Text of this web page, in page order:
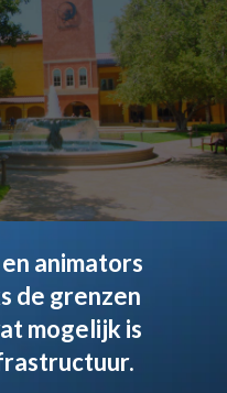
animators
de grenzen
mogelijk is